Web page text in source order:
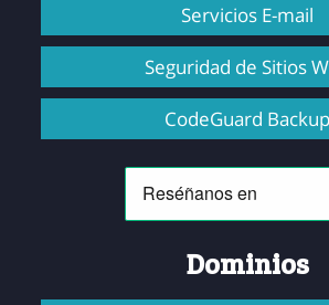
Servicios E-mail
Seguridad de Sitios
CodeGuard Backup
Dominios